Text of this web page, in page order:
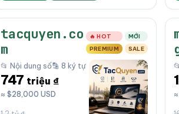
tacquyen.co
m
🔥 HOT
MỚI
PREMIUM
SALE
📂 Nội dung số🔡 8 ký tự
747 triệu ₫
≈ $28,000 USD